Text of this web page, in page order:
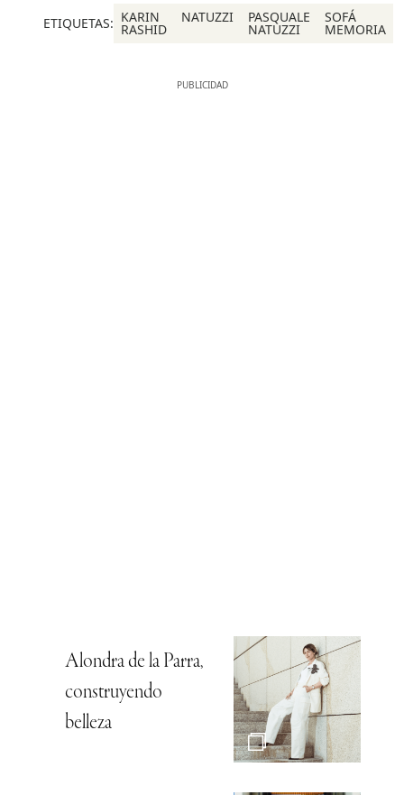
ETIQUETAS: KARIN
RASHID
NATUZZI PASQUALE
NATUZZI
SOFÁ
MEMORIA
Alondra de la Parra,
construyendo
belleza